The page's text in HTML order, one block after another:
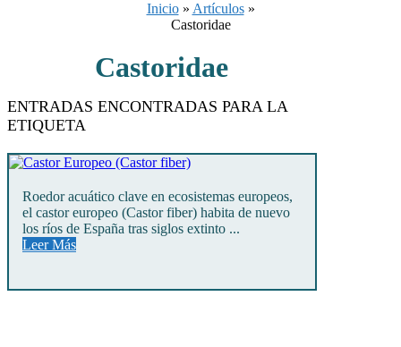
Ríos
Terremotos
Topográficos
Inicio» Artículos»
Castoridae
Castoridae
ENTRADAS ENCONTRADAS PARA LA
ETIQUETA
Roedor acuático clave en ecosistemas europeos,
el castor europeo (Castor fiber) habita de nuevo
los ríos de España tras siglos extinto ...
Leer Más